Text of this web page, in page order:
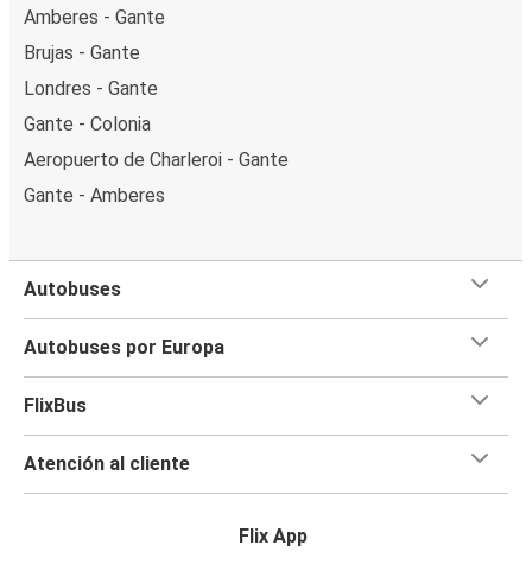
Amberes - Gante
Brujas - Gante
Londres - Gante
Gante - Colonia
Aeropuerto de Charleroi - Gante
Gante - Amberes
Autobuses
Autobuses por Europa
FlixBus
Atención al cliente
Flix App